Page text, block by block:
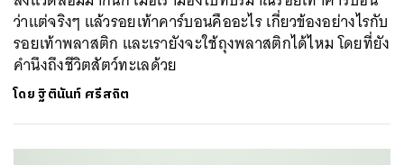
ว่าแต่จริงๆ แล้วรอยเท้าคาร์บอนคืออะไร เกี่ยวข้องอย่างไรกับ
รอยเท้าพลาสติก และเรายังจะใช้ถุงพลาสติกได้ไหม โดยที่ยัง
คำนึงถึงชีวิตสัตว์ทะเลด้วย
โดยฐิตินันท์ ศรีสถิต